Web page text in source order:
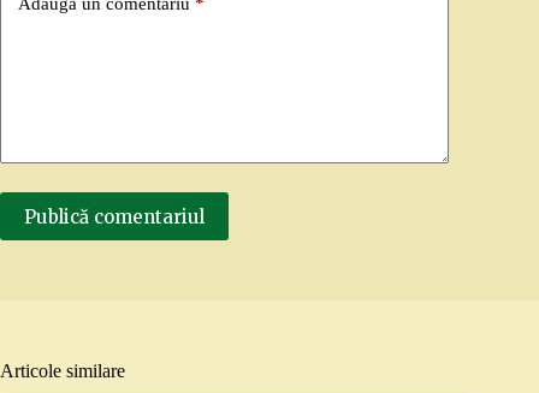
Publică comentariul
Articole similare